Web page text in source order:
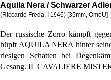
Aquila Nera / Schwarzer
(Riccardo Freda, I 1946) [35mm, OmeU]
Der russische Zorro kämpft
hüpft AQUILA NERA hinter
riesigen Schatten bei
Gesang. IL CAVALIERE